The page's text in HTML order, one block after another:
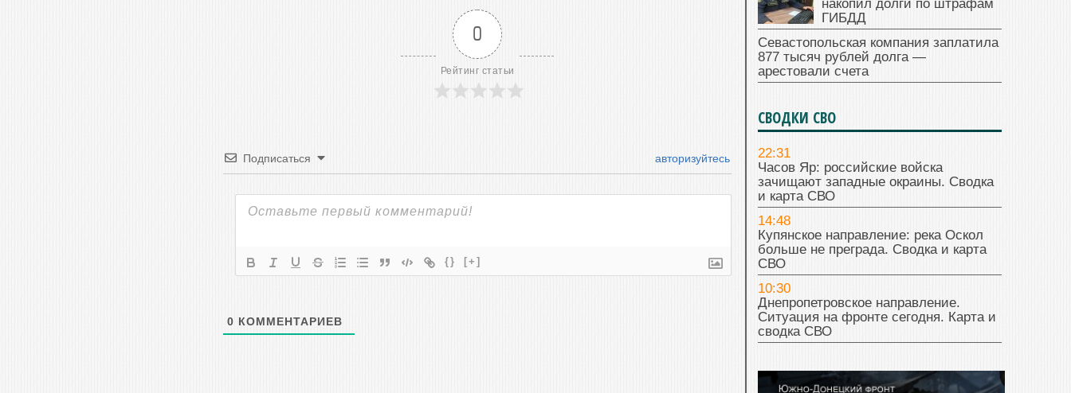
0
Рейтинг статьи
Подписаться авторизуйтесь
{} [+]
0 КОММЕНТАРИЕВ
накопил долги по штрафам
ГИБДД
Севастопольская компания заплатила
877 тысяч рублей долга —
арестовали счета
СВОДКИ СВО
22:31
Часов Яр: российские войска
зачищают западные окраины. Сводка
и карта СВО
14:48
Купянское направление: река Оскол
больше не преграда. Сводка и карта
СВО
10:30
Днепропетровское направление.
Ситуация на фронте сегодня. Карта и
сводка СВО